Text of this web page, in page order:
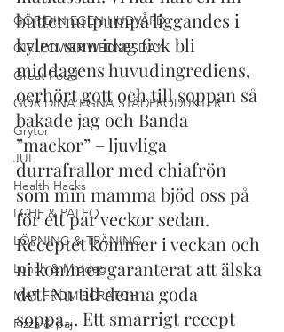
GÖR DIN EGEN HUDVÅRD
GIRLPOWER WEDNESDAY
Great Food
GÖR DINA EGNA STÄDPRODUKTER
Grytor
JUL
Health Hacks
LCHF & PALEO
LÖPNING & TRÄNING
Lunch & Middag
MAT FROM SCRATCH
Pizza & paj
butternutpumpa liggandes i
kylen som idag fick bli
middagens huvudingrediens,
oerhört gott och till soppan så
bakade jag och Banda
”mackor” – ljuvliga
durrafrallor med chiafrön
som min mamma bjöd oss på
för ett par veckor sedan.
Receptet kommer i veckan och
ni kommer garanterat att älska
det! Nu till denna goda
soppa… Ett smarrigt recept